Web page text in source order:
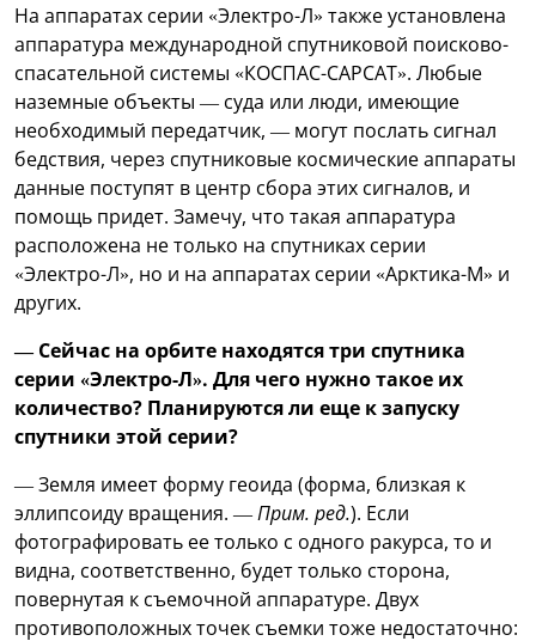
На аппаратах серии «Электро-Л» также установлена
аппаратура международной спутниковой поисково-
спасательной системы «КОСПАС-САРСАТ». Любые
наземные объекты — суда или люди, имеющие
необходимый передатчик, — могут послать сигнал
бедствия, через спутниковые космические аппараты
данные поступят в центр сбора этих сигналов, и
помощь придет. Замечу, что такая аппаратура
расположена не только на спутниках серии
«Электро-Л», но и на аппаратах серии «Арктика-М» и
других.
— Сейчас на орбите находятся три спутника
серии «Электро-Л». Для чего нужно такое их
количество? Планируются ли еще к запуску
спутники этой серии?
— Земля имеет форму геоида (форма, близкая к
эллипсоиду вращения. —Прим. ред.). Если
фотографировать ее только с одного ракурса, то и
видна, соответственно, будет только сторона,
повернутая к съемочной аппаратуре. Двух
противоположных точек съемки тоже недостаточно: